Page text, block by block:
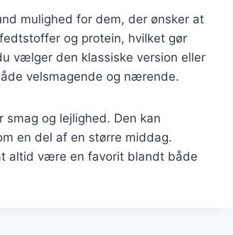
mulighed for dem, der ønsker at
og protein, hvilket gør
vælger den klassiske version eller
velsmagende og nærende.
og lejlighed. Den kan
en del af en større middag.
altid være en favorit blandt både